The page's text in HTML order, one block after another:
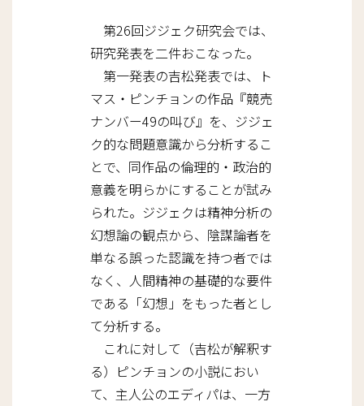
第26回ジジェク研究会では、
研究発表を二件おこなった。
第一発表の吉松発表では、ト
マス・ピンチョンの作品『競売
ナンバー49の叫び』を、ジジェ
ク的な問題意識から分析するこ
とで、同作品の倫理的・政治的
意義を明らかにすることが試み
られた。ジジェクは精神分析の
幻想論の観点から、陰謀論者を
単なる誤った認識を持つ者では
なく、人間精神の基礎的な要件
である「幻想」をもった者とし
て分析する。
これに対して（吉松が解釈す
る）ピンチョンの小説におい
て、主人公のエディパは、一方